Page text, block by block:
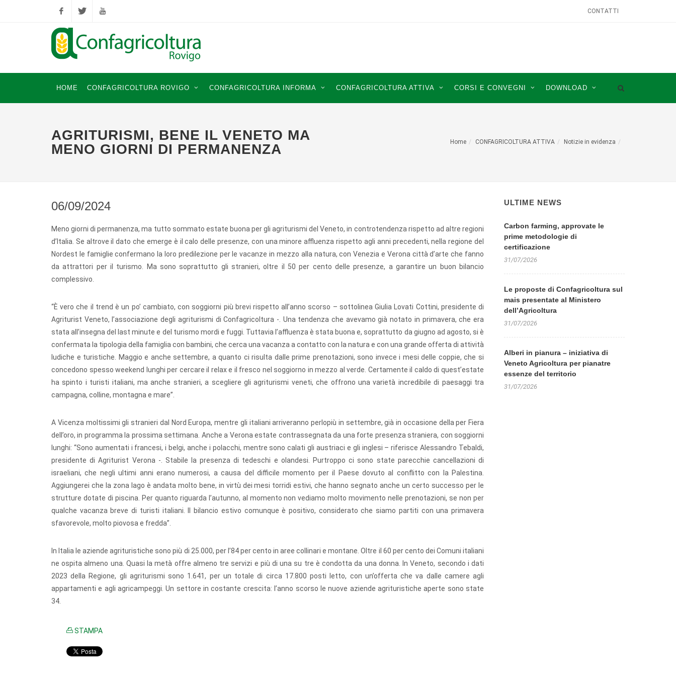
FacebookTwitter YouTube
CONTATTI
HOME CONFAGRICOLTURA ROVIGO CONFAGRICOLTURA INFORMA CONFAGRICOLTURA ATTIVA CORSI E CONVEGNI DOWNLOAD
AGRITURISMI, BENE IL VENETO MA
MENO GIORNI DI PERMANENZA
Home CONFAGRICOLTURA ATTIVA Notizie in evidenza
06/09/2024
Meno giorni di permanenza, ma tutto sommato estate buona per gli agriturismi del Veneto, in controtendenza rispetto ad altre regioni
d’Italia. Se altrove il dato che emerge è il calo delle presenze, con una minore affluenza rispetto agli anni precedenti, nella regione del
Nordest le famiglie confermano la loro predilezione per le vacanze in mezzo alla natura, con Venezia e Verona città d’arte che fanno
da attrattori per il turismo. Ma sono soprattutto gli stranieri, oltre il 50 per cento delle presenze, a garantire un buon bilancio
complessivo.
“È vero che il trend è un po’ cambiato, con soggiorni più brevi rispetto all’anno scorso – sottolinea Giulia Lovati Cottini, presidente di
Agriturist Veneto, l’associazione degli agriturismi di Confagricoltura -. Una tendenza che avevamo già notato in primavera, che era
stata all’insegna del last minute e del turismo mordi e fuggi. Tuttavia l’affluenza è stata buona e, soprattutto da giugno ad agosto, si è
confermata la tipologia della famiglia con bambini, che cerca una vacanza a contatto con la natura e con una grande offerta di attività
ludiche e turistiche. Maggio e anche settembre, a quanto ci risulta dalle prime prenotazioni, sono invece i mesi delle coppie, che si
concedono spesso weekend lunghi per cercare il relax e il fresco nel soggiorno in mezzo al verde. Certamente il caldo di quest’estate
ha spinto i turisti italiani, ma anche stranieri, a scegliere gli agriturismi veneti, che offrono una varietà incredibile di paesaggi tra
campagna, colline, montagna e mare”.
A Vicenza moltissimi gli stranieri dal Nord Europa, mentre gli italiani arriveranno perlopiù in settembre, già in occasione della per Fiera
dell’oro, in programma la prossima settimana. Anche a Verona estate contrassegnata da una forte presenza straniera, con soggiorni
lunghi: “Sono aumentati i francesi, i belgi, anche i polacchi, mentre sono calati gli austriaci e gli inglesi – riferisce Alessandro Tebaldi,
presidente di Agriturist Verona -. Stabile la presenza di tedeschi e olandesi. Purtroppo ci sono state parecchie cancellazioni di
israeliani, che negli ultimi anni erano numerosi, a causa del difficile momento per il Paese dovuto al conflitto con la Palestina.
Aggiungerei che la zona lago è andata molto bene, in virtù dei mesi torridi estivi, che hanno segnato anche un certo successo per le
strutture dotate di piscina. Per quanto riguarda l’autunno, al momento non vediamo molto movimento nelle prenotazioni, se non per
qualche vacanza breve di turisti italiani. Il bilancio estivo comunque è positivo, considerato che siamo partiti con una primavera
sfavorevole, molto piovosa e fredda”.
In Italia le aziende agrituristiche sono più di 25.000, per l’84 per cento in aree collinari e montane. Oltre il 60 per cento dei Comuni italiani
ne ospita almeno una. Quasi la metà offre almeno tre servizi e più di una su tre è condotta da una donna. In Veneto, secondo i dati
2023 della Regione, gli agriturismi sono 1.641, per un totale di circa 17.800 posti letto, con un’offerta che va dalle camere agli
appartamenti e agli agricampeggi. Un settore in costante crescita: l’anno scorso le nuove aziende agrituristiche aperte sono state
34.
STAMPA
ULTIME NEWS
Carbon farming, approvate le
prime metodologie di
certificazione
31/07/2026
Le proposte di Confagricoltura sul
mais presentate al Ministero
dell’Agricoltura
31/07/2026
Alberi in pianura – iniziativa di
Veneto Agricoltura per pianatre
essenze del territorio
31/07/2026